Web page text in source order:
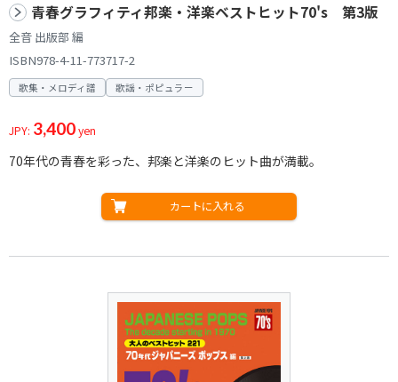
青春グラフィティ邦楽・洋楽ベストヒット70's 第3版
全音 出版部 編
ISBN978-4-11-773717-2
歌集・メロディ譜 歌謡・ポピュラー
JPY: 3,400yen
70年代の青春を彩った、邦楽と洋楽のヒット曲が満載。
カートに入れる